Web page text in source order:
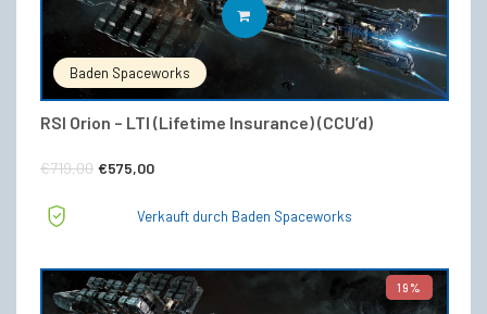
Baden Spaceworks
RSI Orion – LTI (Lifetime Insurance) (CCU’d)
€719,00 Ursprünglicher
€719,00
€575,00
€575,00.
IN DEN WARENKORB
Verkauft durch Baden Spaceworks
19%